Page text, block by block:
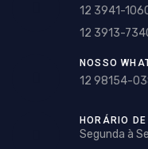
12 3941-
12 3913-
NOSSO
12 98154-
HORÁRIO
Segunda à